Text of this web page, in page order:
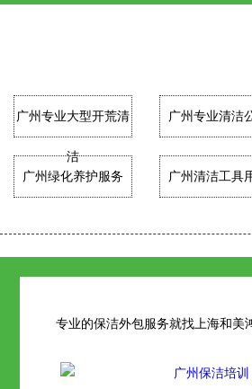
广州专业大型开荒清
洁
广州专业清洁
广州绿化养护服务 广州清洁工具
专业的保洁外包服务就找上海和美